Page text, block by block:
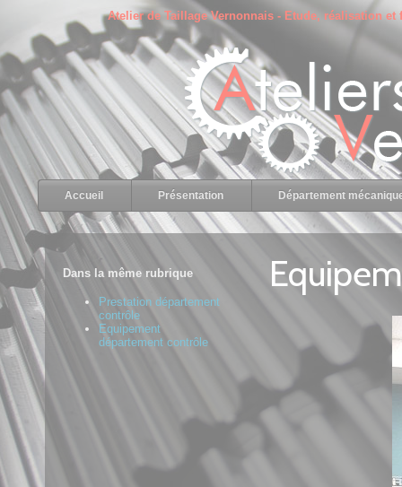
Atelier de Taillage Vernonnais - Etude, réalisation
Accueil Présentation Département
Dans la même rubrique
Prestation département
contrôle
Equipement
département contrôle
Panneau de gestion des cookies